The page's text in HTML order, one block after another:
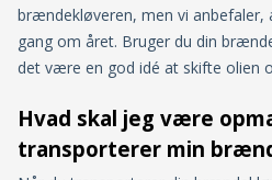
brændekløveren, men vi anbefaler,
gang om året. Bruger du din
det være en god idé at skifte olien
Hvad skal jeg være
transporterer min